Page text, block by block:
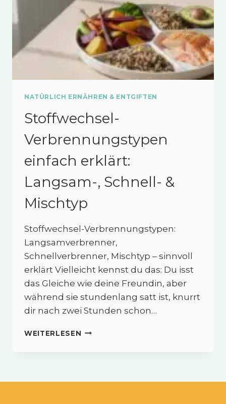
NATÜRLICH ERNÄHREN & ENTGIFTEN
Stoffwechsel-
Verbrennungstypen
einfach erklärt:
Langsam-, Schnell- &
Mischtyp
Stoffwechsel-Verbrennungstypen:
Langsamverbrenner,
Schnellverbrenner, Mischtyp – sinnvoll
erklärt Vielleicht kennst du das: Du isst
das Gleiche wie deine Freundin, aber
während sie stundenlang satt ist, knurrt
dir nach zwei Stunden schon…
WEITERLESEN STOFFWECHSEL-
SCHNELL-